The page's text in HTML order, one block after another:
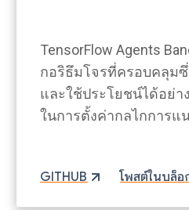
TensorFlow Agents
กอริธึมโจรที่ครอบคลุมซึ่
และใช้ประโยชน์ได้อย่า
ในการตั้งค่ากลไกการแ
GITHUB โพสต์ในบล็อ